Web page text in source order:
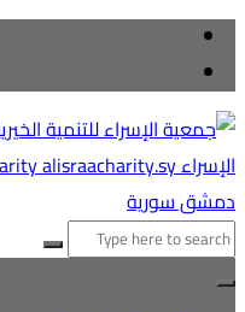
التجاوز
المحتوى
البحث
عن: